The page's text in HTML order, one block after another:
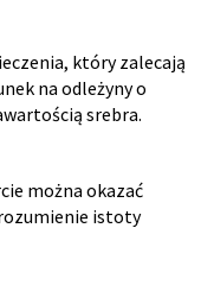
który zalecają
na odleżyny o
srebra.
można okazać
istoty